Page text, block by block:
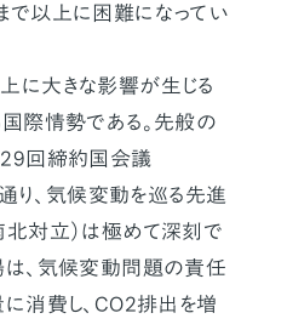
で以上に困難になってい
大きな影響が生じる
際情勢である。先般の
回締約国会議
り、気候変動を巡る先進
対立）は極めて深刻で
、気候変動問題の責任
消費し、CO2排出を増